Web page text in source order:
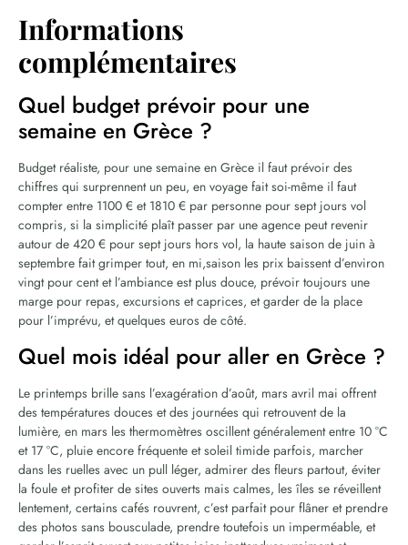
Informations
complémentaires
Quel budget prévoir pour une
semaine en Grèce ?
Budget réaliste, pour une semaine en Grèce il faut prévoir des
chiffres qui surprennent un peu, en voyage fait soi-même il faut
compter entre 1100 € et 1810 € par personne pour sept jours vol
compris, si la simplicité plaît passer par une agence peut revenir
autour de 420 € pour sept jours hors vol, la haute saison de juin à
septembre fait grimper tout, en mi,saison les prix baissent d’environ
vingt pour cent et l’ambiance est plus douce, prévoir toujours une
marge pour repas, excursions et caprices, et garder de la place
pour l’imprévu, et quelques euros de côté.
Quel mois idéal pour aller en Grèce ?
Le printemps brille sans l’exagération d’août, mars avril mai offrent
des températures douces et des journées qui retrouvent de la
lumière, en mars les thermomètres oscillent généralement entre 10 °C
et 17 °C, pluie encore fréquente et soleil timide parfois, marcher
dans les ruelles avec un pull léger, admirer des fleurs partout, éviter
la foule et profiter de sites ouverts mais calmes, les îles se réveillent
lentement, certains cafés rouvrent, c’est parfait pour flâner et prendre
des photos sans bousculade, prendre toutefois un imperméable, et